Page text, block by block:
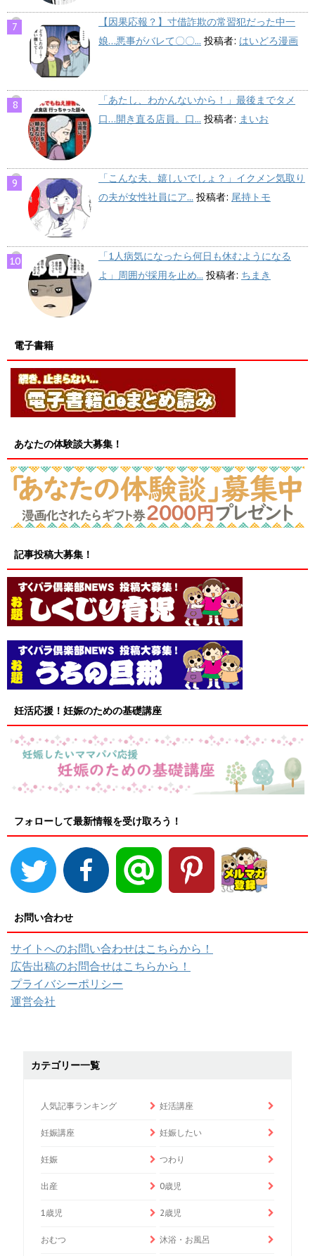
【因果応報？】寸借詐欺の常習犯だった中一
娘…悪事がバレて〇〇... 投稿者: はいどろ漫画
「あたし、わかんないから！」最後までタメ
口…開き直る店員。口... 投稿者: まいお
「こんな夫、嬉しいでしょ？」イクメン気取り
の夫が女性社員にア... 投稿者: 尾持トモ
「1人病気になったら何日も休むようになる
よ」周囲が採用を止め... 投稿者: ちまき
電子書籍
あなたの体験談大募集！
記事投稿大募集！
妊活応援！妊娠のための基礎講座
フォローして最新情報を受け取ろう！
お問い合わせ
サイトへのお問い合わせはこちらから！
広告出稿のお問合せはこちらから！
プライバシーポリシー
運営会社
カテゴリー一覧
人気記事ランキング 妊活講座
妊娠講座 妊娠したい
妊娠 つわり
出産 0歳児
1歳児 2歳児
おむつ 沐浴・お風呂